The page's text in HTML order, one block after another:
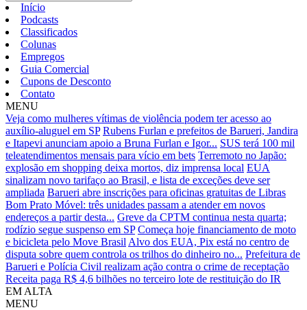
Início
Podcasts
Classificados
Colunas
Empregos
Guia Comercial
Cupons de Desconto
Contato
MENU
Veja como mulheres vítimas de violência podem ter acesso ao
auxílio-aluguel em SP Rubens Furlan e prefeitos de Barueri, Jandira
e Itapevi anunciam apoio a Bruna Furlan e Igor... SUS terá 100 mil
teleatendimentos mensais para vício em bets Terremoto no Japão:
explosão em shopping deixa mortos, diz imprensa local EUA
sinalizam novo tarifaço ao Brasil, e lista de exceções deve ser
ampliada Barueri abre inscrições para oficinas gratuitas de Libras
Bom Prato Móvel: três unidades passam a atender em novos
endereços a partir desta... Greve da CPTM continua nesta quarta;
rodízio segue suspenso em SP Começa hoje financiamento de moto
e bicicleta pelo Move Brasil Alvo dos EUA, Pix está no centro de
disputa sobre quem controla os trilhos do dinheiro no... Prefeitura de
Barueri e Polícia Civil realizam ação contra o crime de receptação
Receita paga R$ 4,6 bilhões no terceiro lote de restituição do IR
EM ALTA
MENU